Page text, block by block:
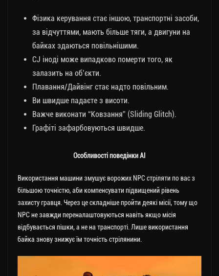
Фізика керування стає іншою, транспортні засоби,
за відчуттями, мають більше тяги, а двигуни на
байках здаються повільнішими.
CJ іноді може випадково померти того, як
залазить на об’єкти.
Плавання/Дайвінг стає надто повільним.
Ви швидше падаєте з висоти.
Важче виконати “Ковзання” (Sliding Glitch).
Графіті зафарбовуються швидше.
Особливості поведінки AI
Використання машини змушує ворожих NPC стріляти по вас з
більшою точністю, аби компенсувати підвищений рівень
захисту гравця. Через це складніше пройти деякі місії, тому що
NPC не завжди переналаштовуються навіть якщо місія
відбувається пішки, а не на транспорті. Лише використання
байка знову знижує їм точність стрілянини.